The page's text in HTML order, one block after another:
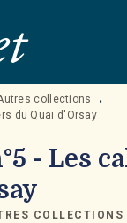
collections
•
du Quai d'Orsay
- Les
COLLECTIONS